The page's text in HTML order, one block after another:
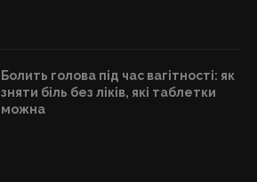
Болить голова під час вагітності: як
зняти біль без ліків, які таблетки
можна